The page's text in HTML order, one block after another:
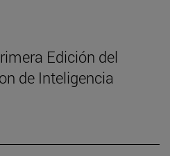
Edición del
de Inteligencia